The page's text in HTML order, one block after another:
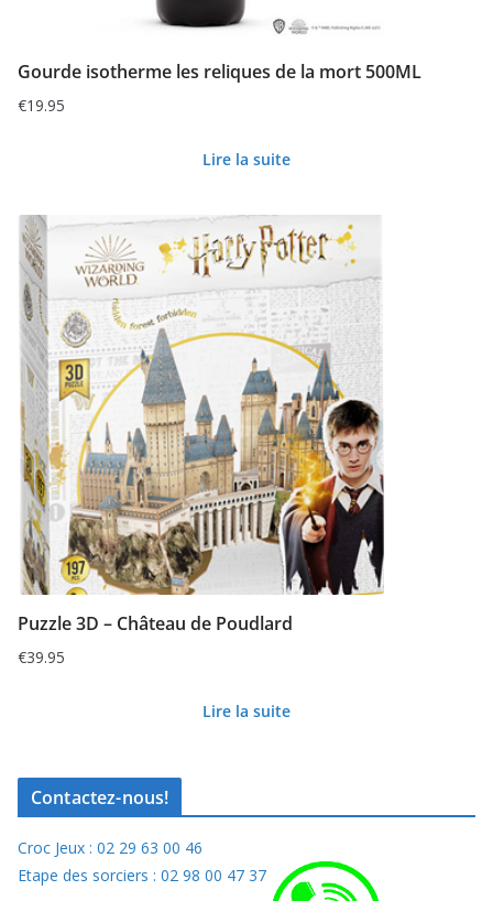
Gourde isotherme les reliques de la mort 500ML
€19.95
Lire la suite
Puzzle 3D – Château de Poudlard
€39.95
Lire la suite
Contactez-nous!
Croc Jeux : 02 29 63 00 46
Etape des sorciers : 02 98 00 47 37